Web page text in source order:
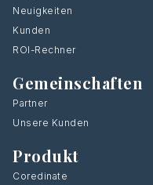
Neuigkeiten
Kunden
ROI-Rechner
Gemeinschaften
Partner
Unsere Kunden
Produkt
Coredinate